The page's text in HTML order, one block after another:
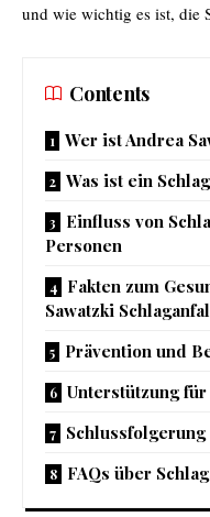
und wie wichtig es ist, die
Contents
Wer ist Andrea
Was ist ein
Einfluss von
Personen
Fakten zum
Sawatzki
Prävention und
Unterstützung
Schlussfolgerung
FAQs über